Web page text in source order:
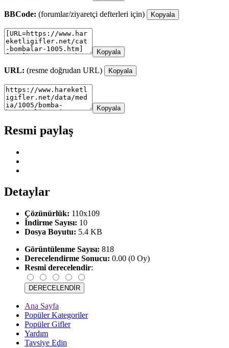
BBCode: (forumlar/ziyaretçi defterleri için) Kopyala
Kopyala
URL: (resme doğrudan URL) Kopyala
Kopyala
Resmi paylaş
Detaylar
Çözünürlük: 110x109
İndirme Sayısı: 10
Dosya Boyutu: 5.4 KB
Görüntülenme Sayısı: 818
Derecelendirme Sonucu: 0.00 (0 Oy)
Resmi derecelendir:
Ana Sayfa
Popüler Kategoriler
Popüler Gifler
Yardım
Tavsiye Edin